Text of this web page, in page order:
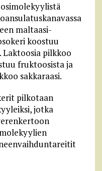
maltaasi-
koostuu
Laktoosia pilkkoo
fruktoosista ja
sakkaraasi.
pilkotaan
jotka